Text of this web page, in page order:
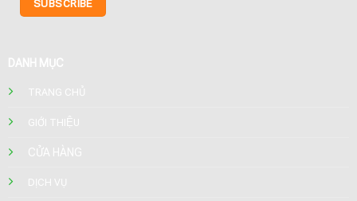
DANH MỤC
TRANG CHỦ
GIỚI THIỆU
CỬA HÀNG
DỊCH VỤ